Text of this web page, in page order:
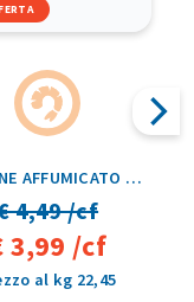
SALMONE AFFUMICATO RITAGLI CON ANETO 200GR
4,49 /cf
3,99 /cf
al kg 22,45